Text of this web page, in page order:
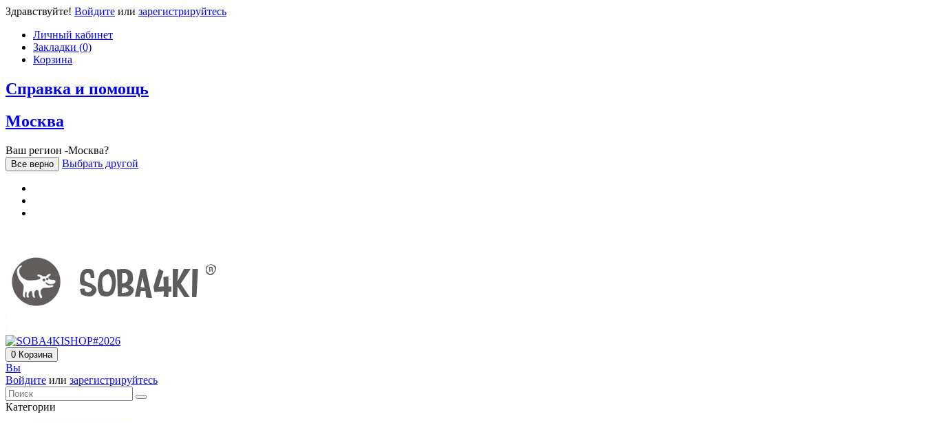
Здравствуйте! Войдите или зарегистрируйтесь
Личный кабинет
Закладки (0)
Корзина
Справка и помощь
Москва
Ваш регион -Москва?
Все верно Выбрать другой
0 Корзина
Вы
Войдите или зарегистрируйтесь
Категории